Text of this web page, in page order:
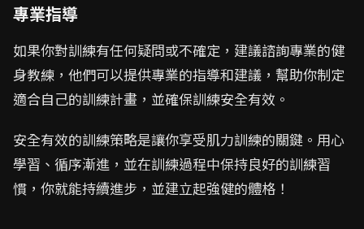
專業指導
如果你對訓練有任何疑問或不確定，建議諮詢專業的健
身教練，他們可以提供專業的指導和建議，幫助你制定
適合自己的訓練計畫，並確保訓練安全有效。
安全有效的訓練策略是讓你享受肌力訓練的關鍵。用心
學習、循序漸進，並在訓練過程中保持良好的訓練習
慣，你就能持續進步，並建立起強健的體格！